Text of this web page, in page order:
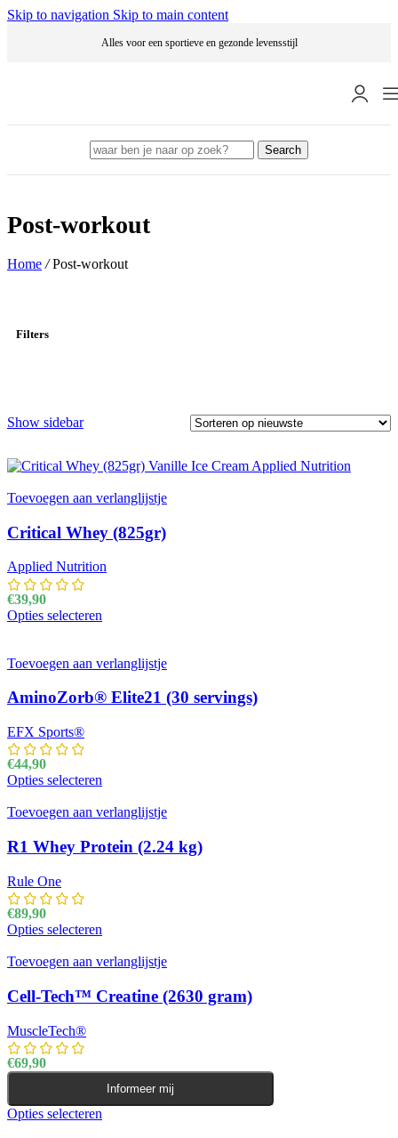
Skip to navigation Skip to main content
Alles voor een sportieve en gezonde levensstijl
Search
Post-workout
Home / Post-workout
Filters
Show sidebar
Toevoegen aan verlanglijstje
Critical Whey (825gr)
Applied Nutrition
€39,90
Opties selecteren
Toevoegen aan verlanglijstje
AminoZorb® Elite21 (30 servings)
EFX Sports®
€44,90
Opties selecteren
Toevoegen aan verlanglijstje
R1 Whey Protein (2.24 kg)
Rule One
€89,90
Opties selecteren
Toevoegen aan verlanglijstje
Cell-Tech™ Creatine (2630 gram)
MuscleTech®
€69,90
Informeer mij
Opties selecteren